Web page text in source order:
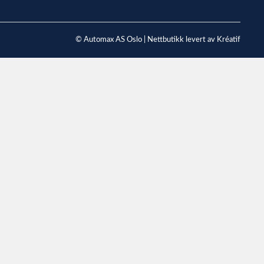
© Automax AS Oslo | Nettbutikk levert av Kréatif